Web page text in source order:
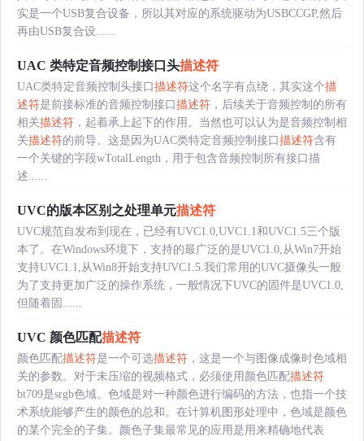
实是一个USB复合设备，所以其对应的系统驱动为USBCCGP,然后
再由USB复合设......
UAC 类特定音频控制接口头描述符
UAC类特定音频控制头接口 描述符这个名字有点绕，其实这个描
述符是前接标准的音频控制接口 描述符 ，后续关于音频控制的所有
相关描述符 ，起着承上起下的作用。当然也可以认为是音频控制相
关描述符的前导。这是因为UAC类特定音频控制接口 描述符含有
一个关键的字段wTotalLength，用于包含音频控制所有接口描
述......
UVC的版本区别之处理单元描述符
UVC规范自发布到现在，已经有UVC1.0,UVC1.1和UVC1.5三个版
本了。在Windows环境下，支持的最广泛的是UVC1.0,从Win7开始
支持UVC1.1,从Win8开始支持UVC1.5.我们常用的UVC摄像头一般
为了支持更加广泛的操作系统，一般情况下UVC的固件是UVC1.0,
但随着固......
UVC 颜色匹配描述符
颜色匹配描述符是一个可选描述符 ，这是一个与图像成像时色域相
关的参数。对于未压缩的视频格式，必须使用颜色匹配描述符
bt709是srgb色域。色域是对一种颜色进行编码的方法，也指一个技
术系统能够产生的颜色的总和。在计算机图形处理中，色域是颜色
的某个完全的子集。颜色子集最常见的应用是用来精确地代表